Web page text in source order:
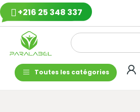
+216 25 348 337
Toutes les catégories